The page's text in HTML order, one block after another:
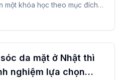
một khóa học theo mục đích
dụng dịch vụ đặt chỗ, bạn có
da mặt ở Nhật thì
nghiệm lựa chọn